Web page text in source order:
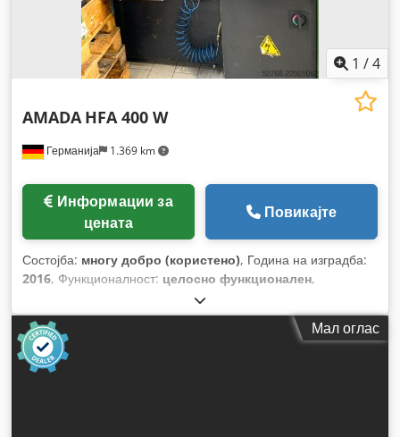
1 /4
Германија 1.369 km
AMADA HFA 400 W
цената
Повикајте
Состојба: многу добро (користено), Година на изградба:
2016, Функционалност: целосно функционален,
Мал оглас